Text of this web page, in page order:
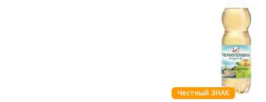
Честный ЗНАК